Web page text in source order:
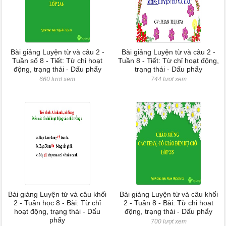
Bài giảng Luyện từ và câu 2 -
Tuần số 8 - Tiết: Từ chỉ hoạt
động, trạng thái - Dấu phẩy
660 lượt xem
Bài giảng Luyện từ và câu 2 -
Tuần 8 - Tiết: Từ chỉ hoạt động,
trạng thái - Dấu phẩy
744 lượt xem
Bài giảng Luyện từ và câu khối
2 - Tuần học 8 - Bài: Từ chỉ
hoạt động, trạng thái - Dấu
phẩy
Bài giảng Luyện từ và câu khối
2 - Tuần 8 - Bài: Từ chỉ hoạt
động, trạng thái - Dấu phẩy
700 lượt xem